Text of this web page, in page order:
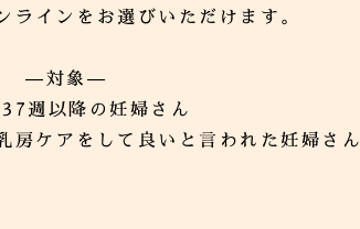
ラインをお選びいただけます。
―対象―
週以降の妊婦さん
ケアをして良いと言われた妊婦さん